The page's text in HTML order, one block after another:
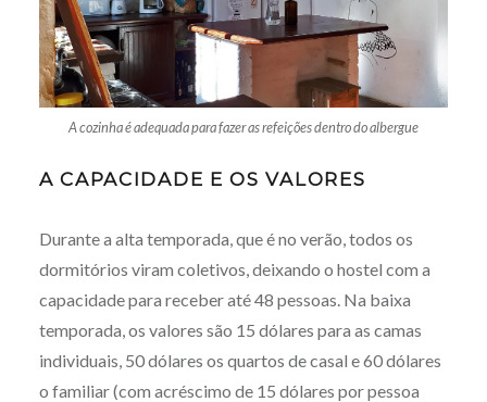
A cozinha é adequada para fazer as refeições dentro do albergue
A CAPACIDADE E OS VALORES
Durante a alta temporada, que é no verão, todos os
dormitórios viram coletivos, deixando o hostel com a
capacidade para receber até 48 pessoas. Na baixa
temporada, os valores são 15 dólares para as camas
individuais, 50 dólares os quartos de casal e 60 dólares
o familiar (com acréscimo de 15 dólares por pessoa